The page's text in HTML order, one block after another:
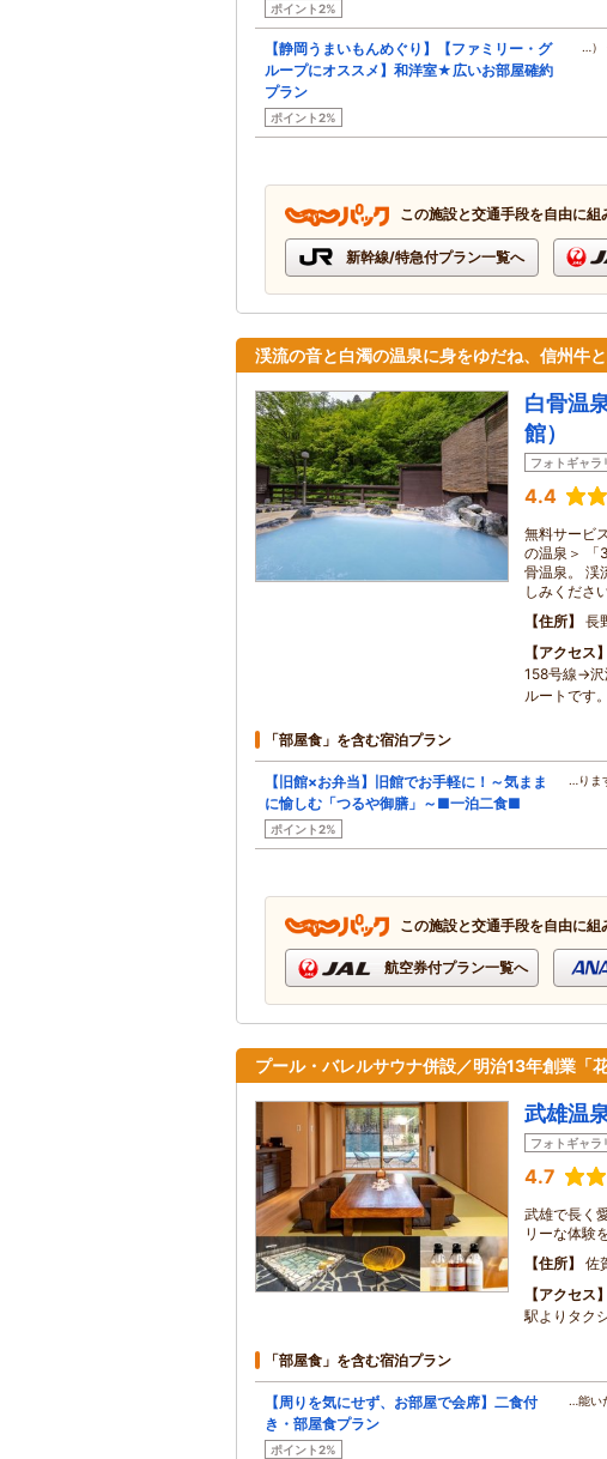
ポイント2%
【静岡うまいもんめぐり】【ファミリー・グ
ループにオススメ】和洋室★広いお部屋確約
プラン
ポイント2%
…）
この施設と交通手段を自由に
新幹線/特急付プラン一覧へ
渓流の音と白濁の温泉に身をゆだね、信州牛
白骨温
館）
フォトギャラ
4.4
無料サービ
の温泉＞ 「
骨温泉。 渓
しみください
住所
長
アクセス
158号線→沢
ルートです。
「部屋食」を含む宿泊プラン
【旧館×お弁当】旧館でお手軽に！～気まま
に愉しむ「つるや御膳」～■一泊二食■
ポイント2%
…りま
この施設と交通手段を自由に
航空券付プラン一覧へ
プール・バレルサウナ併設／明治13年創業「
武雄温
フォトギャラ
4.7
武雄で長く
リーな体験
住所
佐
アクセス
駅よりタク
「部屋食」を含む宿泊プラン
【周りを気にせず、お部屋で会席】二食付
き・部屋食プラン
ポイント2%
…能い